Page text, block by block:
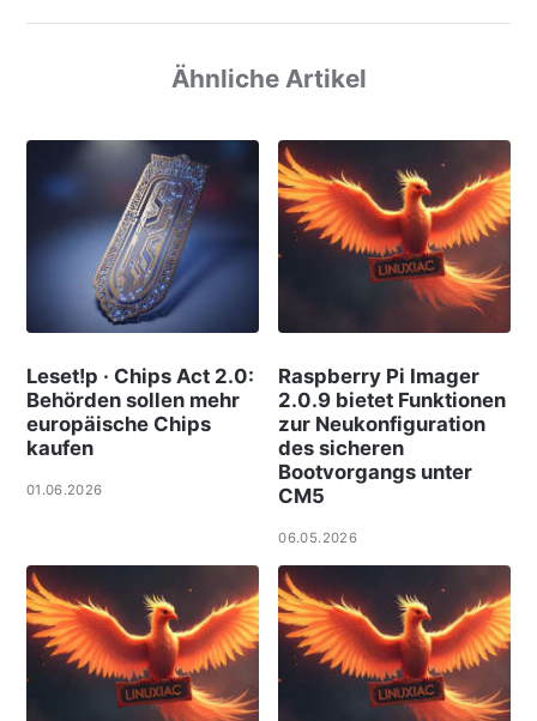
Ähnliche Artikel
Leset!p · Chips Act 2.0:
Behörden sollen mehr
europäische Chips
kaufen
01.06.2026
Raspberry Pi Imager
2.0.9 bietet Funktionen
zur Neukonfiguration
des sicheren
Bootvorgangs unter
CM5
06.05.2026